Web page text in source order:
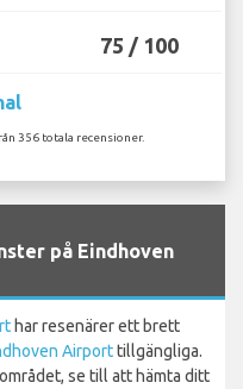
75 / 100
356 totala recensioner.
på Eindhoven
har resenärer ett brett
Airporttillgängliga.
se till att hämta ditt